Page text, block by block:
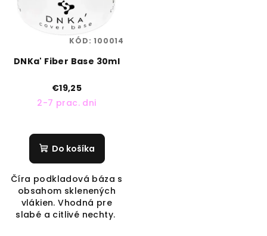
DNKa' Fiber Base 30ml
€19,25
2-7 prac. dni
Do košíka
Číra podkladová báza s
obsahom sklenených
vlákien. Vhodná pre
slabé a citlivé nechty.
KÓD:100014